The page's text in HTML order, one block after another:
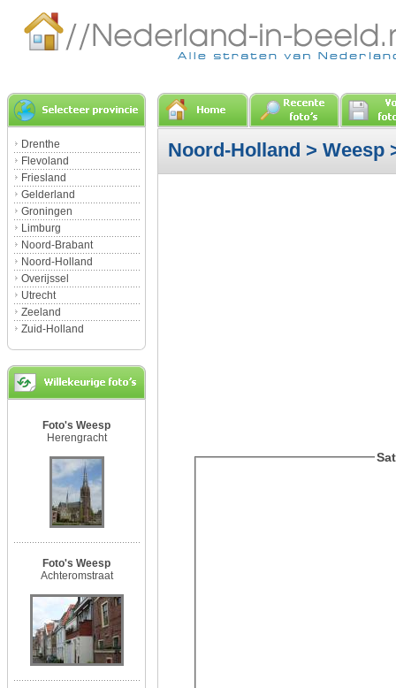
Drenthe
Flevoland
Friesland
Gelderland
Groningen
Limburg
Noord-Brabant
Noord-Holland
Overijssel
Utrecht
Zeeland
Zuid-Holland
Foto's Weesp
Herengracht
Foto's Weesp
Achteromstraat
Noord-Holland > Weesp